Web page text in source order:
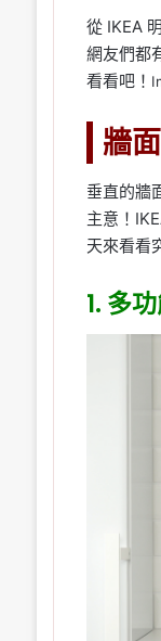
從 IKEA
網友們都
看看吧！
牆
垂直的牆
主意！
天來看看
1. 多